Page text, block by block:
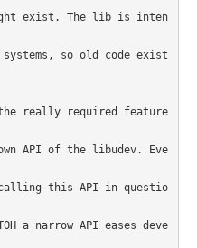
exist. The lib is inten
so old code exist
really required feature
API of the libudev. Eve
this API in questio
a narrow API eases deve